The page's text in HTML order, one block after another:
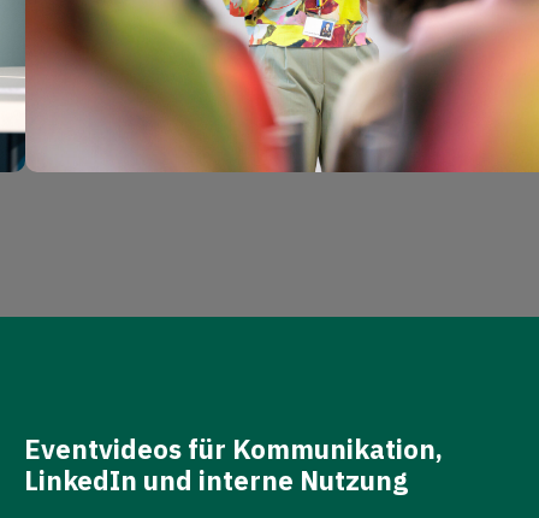
Eventvideos für Kommunikation,
LinkedIn und interne Nutzung